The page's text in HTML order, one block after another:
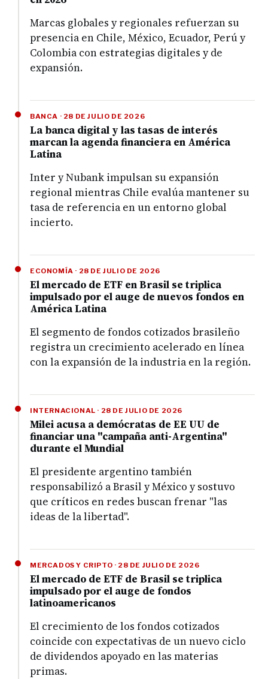
Marcas globales y regionales refuerzan su
presencia en Chile, México, Ecuador, Perú y
Colombia con estrategias digitales y de
expansión.
BANCA · 28 DE JULIO DE 2026
La banca digital y las tasas de interés
marcan la agenda financiera en América
Latina
Inter y Nubank impulsan su expansión
regional mientras Chile evalúa mantener su
tasa de referencia en un entorno global
incierto.
ECONOMÍA · 28 DE JULIO DE 2026
El mercado de ETF en Brasil se triplica
impulsado por el auge de nuevos fondos en
América Latina
El segmento de fondos cotizados brasileño
registra un crecimiento acelerado en línea
con la expansión de la industria en la región.
INTERNACIONAL · 28 DE JULIO DE 2026
Milei acusa a demócratas de EE UU de
financiar una "campaña anti-Argentina"
durante el Mundial
El presidente argentino también
responsabilizó a Brasil y México y sostuvo
que críticos en redes buscan frenar "las
ideas de la libertad".
MERCADOS Y CRIPTO · 28 DE JULIO DE 2026
El mercado de ETF de Brasil se triplica
impulsado por el auge de fondos
latinoamericanos
El crecimiento de los fondos cotizados
coincide con expectativas de un nuevo ciclo
de dividendos apoyado en las materias
primas.